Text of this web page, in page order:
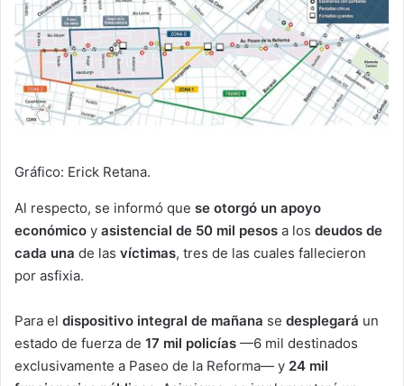
Gráfico: Erick Retana.
Al respecto, se informó que se otorgó un apoyo
económico y asistencial de 50 mil pesos a los deudos de
cada una de las víctimas, tres de las cuales fallecieron
por asfixia.
Para el dispositivo integral de mañana se desplegará un
estado de fuerza de 17 mil policías —6 mil destinados
exclusivamente a Paseo de la Reforma— y 24 mil